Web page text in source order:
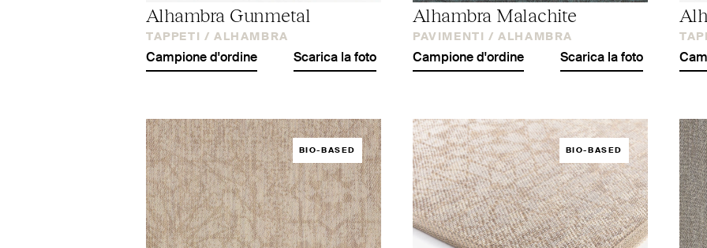
Alhambra Gunmetal
TAPPETI / ALHAMBRA
Campione d'ordine Scarica la foto
Alhambra Malachite
PAVIMENTI / ALHAMBRA
Campione d'ordine Scarica la foto
BIO-BASED BIO-BASED